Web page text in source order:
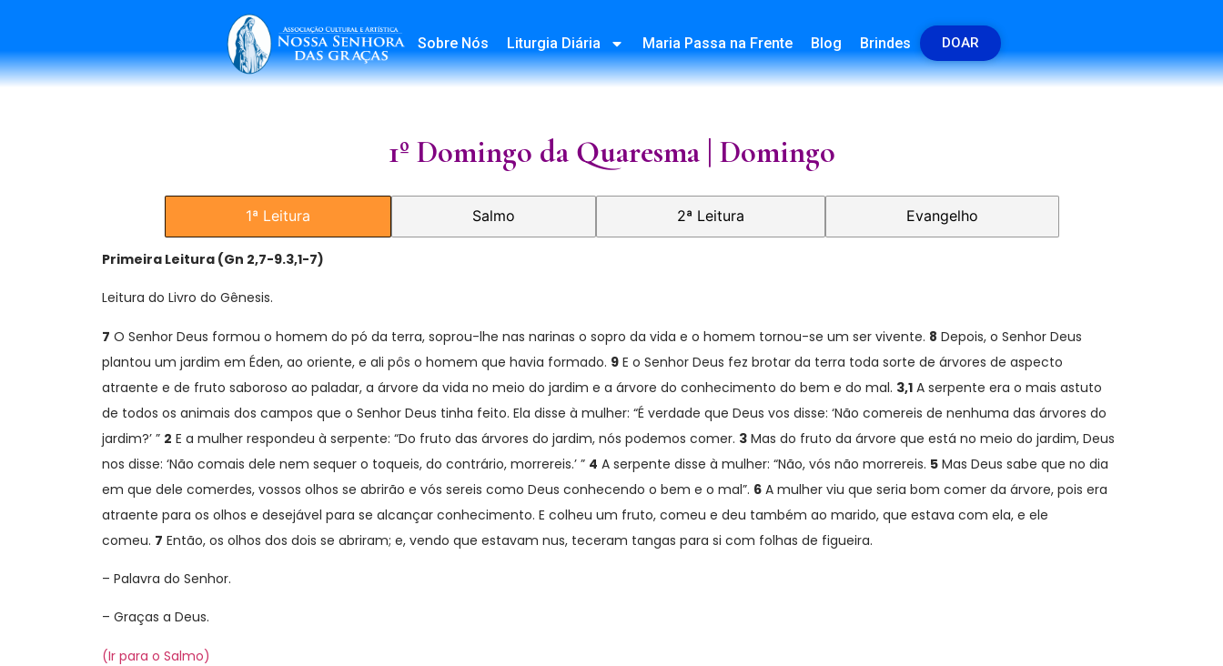
Sobre Nós Liturgia Diária Maria Passa na Frente Blog Brindes DOAR
1º Domingo da Quaresma | Domingo
1ª Leitura Salmo 2ª Leitura Evangelho
Primeira Leitura (Gn 2,7-9.3,1-7)
Leitura do Livro do Gênesis.
7 O Senhor Deus formou o homem do pó da terra, soprou-lhe nas narinas o sopro da vida e o homem tornou-se um ser vivente. 8 Depois, o Senhor Deus
plantou um jardim em Éden, ao oriente, e ali pôs o homem que havia formado. 9 E o Senhor Deus fez brotar da terra toda sorte de árvores de aspecto
atraente e de fruto saboroso ao paladar, a árvore da vida no meio do jardim e a árvore do conhecimento do bem e do mal. 3,1 A serpente era o mais astuto
de todos os animais dos campos que o Senhor Deus tinha feito. Ela disse à mulher: “É verdade que Deus vos disse: ‘Não comereis de nenhuma das árvores do
jardim?’ ” 2 E a mulher respondeu à serpente: “Do fruto das árvores do jardim, nós podemos comer. 3 Mas do fruto da árvore que está no meio do jardim, Deus
nos disse: ‘Não comais dele nem sequer o toqueis, do contrário, morrereis.’ ” 4 A serpente disse à mulher: “Não, vós não morrereis. 5 Mas Deus sabe que no dia
em que dele comerdes, vossos olhos se abrirão e vós sereis como Deus conhecendo o bem e o mal”. 6 A mulher viu que seria bom comer da árvore, pois era
atraente para os olhos e desejável para se alcançar conhecimento. E colheu um fruto, comeu e deu também ao marido, que estava com ela, e ele
comeu. 7 Então, os olhos dos dois se abriram; e, vendo que estavam nus, teceram tangas para si com folhas de figueira.
– Palavra do Senhor.
– Graças a Deus.
(Ir para o Salmo)